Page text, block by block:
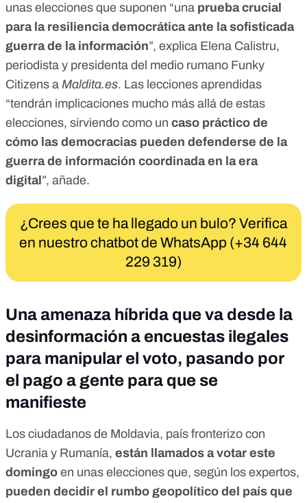
unas elecciones que suponen “una prueba crucial
para la resiliencia democrática ante la sofisticada
guerra de la información”, explica Elena Calistru,
periodista y presidenta del medio rumano Funky
Citizens a Maldita.es. Las lecciones aprendidas
“tendrán implicaciones mucho más allá de estas
elecciones, sirviendo como un caso práctico de
cómo las democracias pueden defenderse de la
guerra de información coordinada en la era
digital ”, añade.
¿Crees que te ha llegado un bulo? Verifica
en nuestro chatbot de WhatsApp (+34 644
229 319)
Una amenaza híbrida que va desde la
desinformación a encuestas ilegales
para manipular el voto, pasando por
el pago a gente para que se
manifieste
Los ciudadanos de Moldavia, país fronterizo con
Ucrania y Rumanía, están llamados a votar este
domingo en unas elecciones que, según los expertos,
pueden decidir el rumbo geopolítico del país que